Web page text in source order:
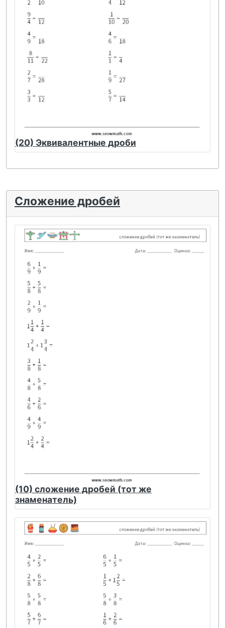
(20) Эквивалентные дроби
Сложение дробей
(10) сложение дробей (тот же
знаменатель)